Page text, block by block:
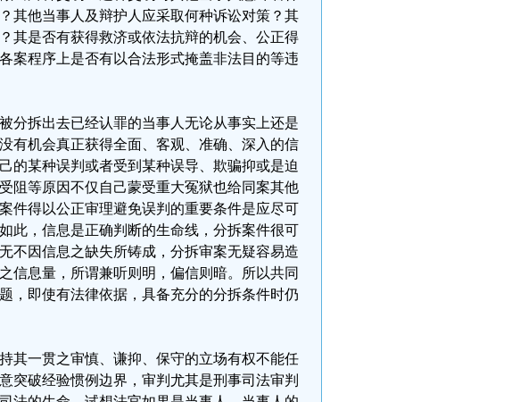
其他当事人及辩护人应采取何种诉讼对策？其
其是否有获得救济或依法抗辩的机会、公正得
案程序上是否有以合法形式掩盖非法目的等违
分拆出去已经认罪的当事人无论从事实上还是
有机会真正获得全面、客观、准确、深入的信
的某种误判或者受到某种误导、欺骗抑或是迫
阻等原因不仅自己蒙受重大冤狱也给同案其他
件得以公正审理避免误判的重要条件是应尽可
此，信息是正确判断的生命线，分拆案件很可
不因信息之缺失所铸成，分拆审案无疑容易造
信息量，所谓兼听则明，偏信则暗。所以共同
，即使有法律依据，具备充分的分拆条件时仍
其一贯之审慎、谦抑、保守的立场有权不能任
突破经验惯例边界，审判尤其是刑事司法审判